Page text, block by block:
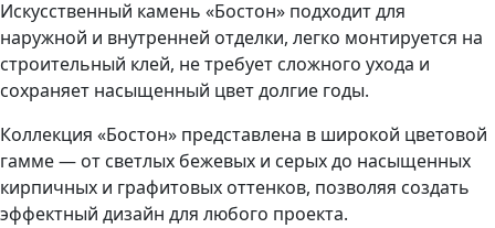
Искусственный камень «Бостон» подходит для
наружной и внутренней отделки, легко монтируется на
строительный клей, не требует сложного ухода и
сохраняет насыщенный цвет долгие годы.
Коллекция «Бостон» представлена в широкой цветовой
гамме — от светлых бежевых и серых до насыщенных
кирпичных и графитовых оттенков, позволяя создать
эффектный дизайн для любого проекта.